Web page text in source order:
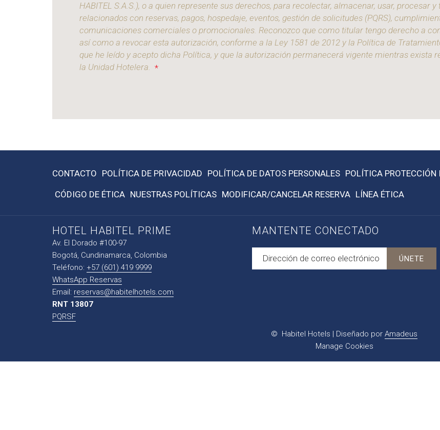
HABITEL S.A.S.), o a quien represente sus derechos, para recolectar, almacenar, usar, procesar
relacionados con reservas, pagos, hospedaje, eventos, gestión de solicitudes (PQRS),
comunicaciones comerciales o promocionales. Reconozco que como titular tengo derecho a
así como a revocar esta autorización, conforme a la Ley 1581 de 2012 y la Política de
que he leído y acepto dicha Política, y que la autorización permanecerá vigente mientras exista
la Unidad Hotelera. *
CONTACTO POLÍTICA DE PRIVACIDAD POLÍTICA DE DATOS PERSONALES POLÍTICA PROTECCIÓN
CÓDIGO DE ÉTICA NUESTRAS POLÍTICAS MODIFICAR/CANCELAR RESERVA LÍNEA ÉTICA
HOTEL HABITEL PRIME
Av. El Dorado #100-97
Bogotá, Cundinamarca, Colombia
Teléfono: +57 (601) 419 9999
WhatsApp Reservas
Email: reservas@habitelhotels.com
RNT 13807
PQRSF
MANTENTE CONECTADO
ÚNETE
© Habitel Hotels | Diseñado por Amadeus
Manage Cookies